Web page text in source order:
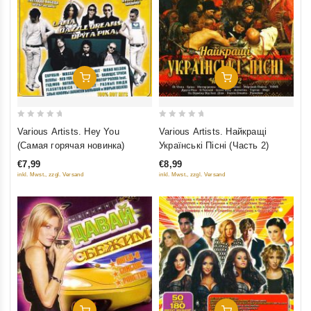
Добавить В Корзину
5
Various Artists. Hey You
(Самая горячая новинка)
€7,99
inkl. Mwst., zzgl. Versand
Добавить В Корзину
5
Various Artists. Найкращi
Українськi Пiснi (Часть 2)
€8,99
inkl. Mwst., zzgl. Versand